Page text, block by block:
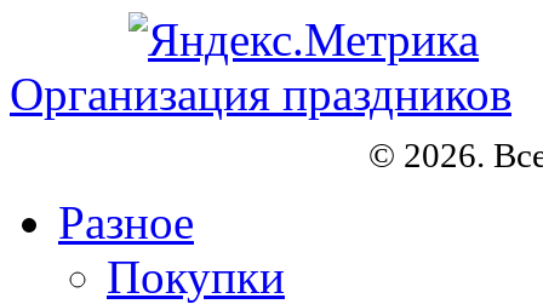
Организация праздников
© 2026.
Разное
Покупки